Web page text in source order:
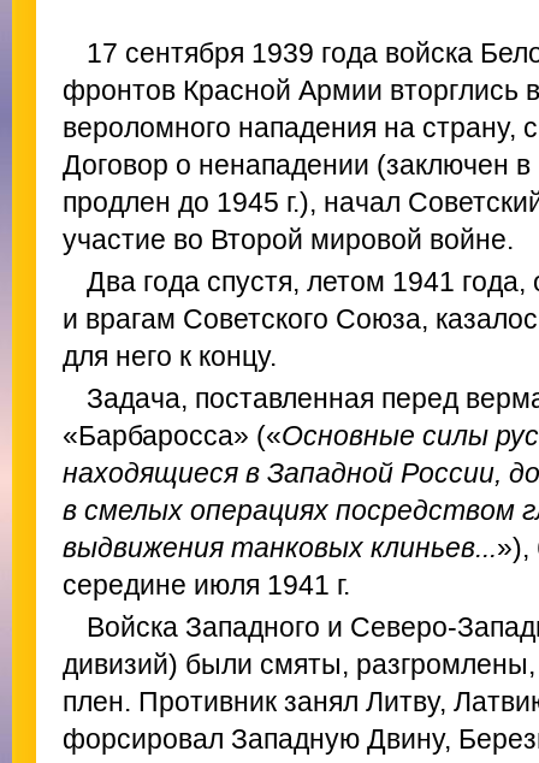
17 сентября 1939 года войска
фронтов Красной Армии вторглись
вероломного нападения на страну,
Договор о ненападении (заключен в
продлен до 1945 г.), начал
участие во Второй мировой войне.
Два года спустя, летом 1941
и врагам Советского Союза,
для него к концу.
Задача, поставленная перед
«Барбаросса» («Основные силы
находящиеся в Западной России,
в смелых операциях посредством
выдвижения танковых клиньев...»),
середине июля 1941 г.
Войска Западного и Северо-
дивизий) были смяты,
плен. Противник занял Литву,
форсировал Западную Двину,